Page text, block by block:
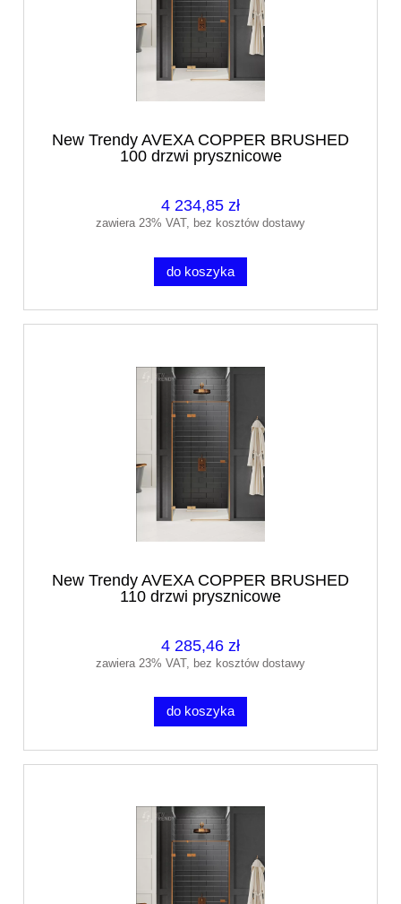
New Trendy AVEXA COPPER BRUSHED
100 drzwi prysznicowe
4 234,85 zł
zawiera 23% VAT, bez kosztów dostawy
do koszyka
New Trendy AVEXA COPPER BRUSHED
110 drzwi prysznicowe
4 285,46 zł
zawiera 23% VAT, bez kosztów dostawy
do koszyka